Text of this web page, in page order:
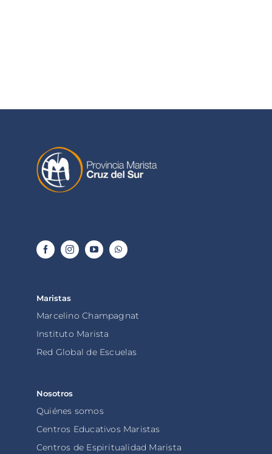
Maristas
Marcelino Champagnat
Instituto Marista
Red Global de Escuelas
Nosotros
Quiénes somos
Centros Educativos Maristas
Centros de Espiritualidad Marista